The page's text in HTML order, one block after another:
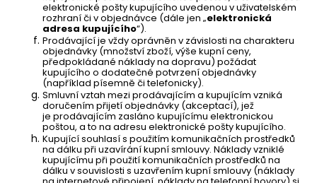
elektronické pošty kupujícího uvedenou v uživatelském
rozhraní či v objednávce (dále jen „elektronická
adresa kupujícího“).
Prodávající je vždy oprávněn v závislosti na charakteru
objednávky (množství zboží, výše kupní ceny,
předpokládané náklady na dopravu) požádat
kupujícího o dodatečné potvrzení objednávky
(například písemně či telefonicky).
Smluvní vztah mezi prodávajícím a kupujícím vzniká
doručením přijetí objednávky (akceptací), jež
je prodávajícím zasláno kupujícímu elektronickou
poštou, a to na adresu elektronické pošty kupujícího.
Kupující souhlasí s použitím komunikačních prostředků
na dálku při uzavírání kupní smlouvy. Náklady vzniklé
kupujícímu při použití komunikačních prostředků na
dálku v souvislosti s uzavřením kupní smlouvy (náklady